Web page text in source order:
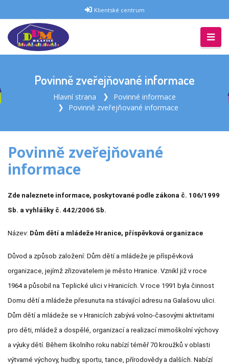
Klientské centrum
Povinně zveřejňované informace
Hlavní strana
Povinné informace
Povinně zveřejňované informace
Povinně zveřejňované
informace
Zde naleznete informace, poskytované podle zákona č. 106/1999
Sb. a vyhlášky č. 442/2006 Sb.
Název: Dům dětí a mládeže Hranice, příspěvková organizace
Důvod a způsob založení: Dům dětí a mládeže je příspěvková
organizace, jejímž zřizovatelem je město Hranice. Vznikl již v roce
1964 a působil na Teplické ulici v Hranicích. V roce 1991 byla činnost
Domu dětí a mládeže přesunuta na stávající adresu na Galašovu ulici.
Dům dětí a mládeže se v Hranicích zabývá volno-časovými aktivitami
pro děti, mládež a dospělé, organizací a realizací mimoškolní výchovy
a výuky dětí. Během školního roku nabízí téměř 70 kroužků v oblasti
výtvarné výchovy, hudby, sportu, tance, přírodovědy a dalších. Nabízí